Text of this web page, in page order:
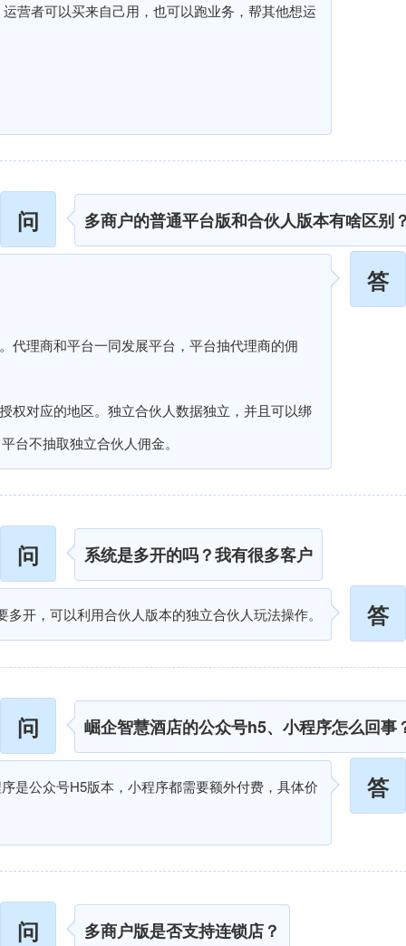
营者可以买来自己用，也可以跑业务，帮其他想运
问 多商户的普通平台版和合伙人版本有啥区别
答
代理商和平台一同发展平台，平台抽代理商的佣
权对应的地区。独立合伙人数据独立，并且可以绑
台不抽取独立合伙人佣金。
问 系统是多开的吗？我有很多客户
答
开，可以利用合伙人版本的独立合伙人玩法操作。
问 崛企智慧酒店的公众号h5、小程序怎么回事
答
是公众号H5版本，小程序都需要额外付费，具体价
问 多商户版是否支持连锁店？